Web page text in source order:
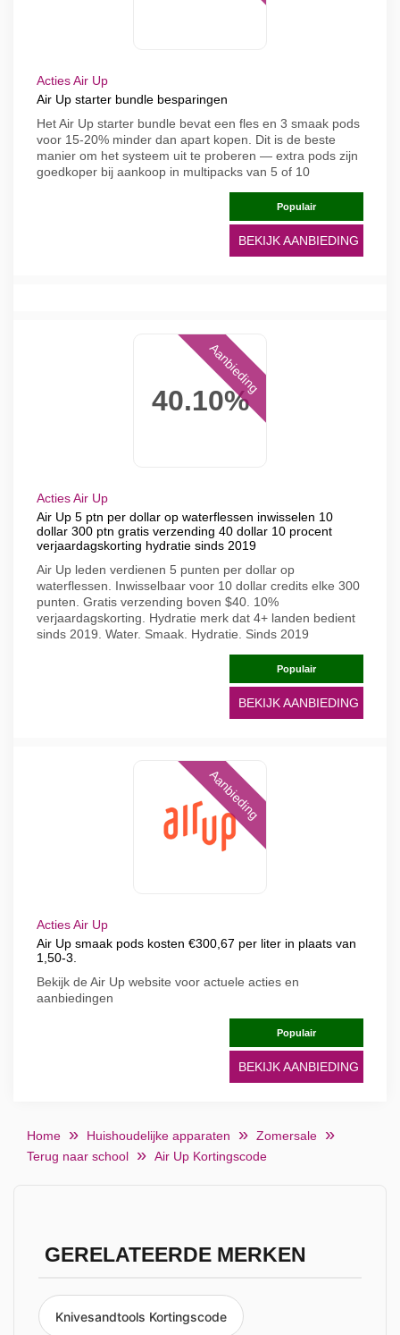
Acties Air Up
Air Up starter bundle besparingen
Het Air Up starter bundle bevat een fles en 3 smaak pods
voor 15-20% minder dan apart kopen. Dit is de beste
manier om het systeem uit te proberen — extra pods zijn
goedkoper bij aankoop in multipacks van 5 of 10
Populair
BEKIJK AANBIEDING
40.10%
Aanbieding
Acties Air Up
Air Up 5 ptn per dollar op waterflessen inwisselen 10
dollar 300 ptn gratis verzending 40 dollar 10 procent
verjaardagskorting hydratie sinds 2019
Air Up leden verdienen 5 punten per dollar op
waterflessen. Inwisselbaar voor 10 dollar credits elke 300
punten. Gratis verzending boven $40. 10%
verjaardagskorting. Hydratie merk dat 4+ landen bedient
sinds 2019. Water. Smaak. Hydratie. Sinds 2019
Populair
BEKIJK AANBIEDING
Aanbieding
Acties Air Up
Air Up smaak pods kosten €300,67 per liter in plaats van
1,50-3.
Bekijk de Air Up website voor actuele acties en
aanbiedingen
Populair
BEKIJK AANBIEDING
Home Huishoudelijke apparaten
Zomersale
Terug naar school
Air Up Kortingscode
GERELATEERDE MERKEN
Knivesandtools Kortingscode